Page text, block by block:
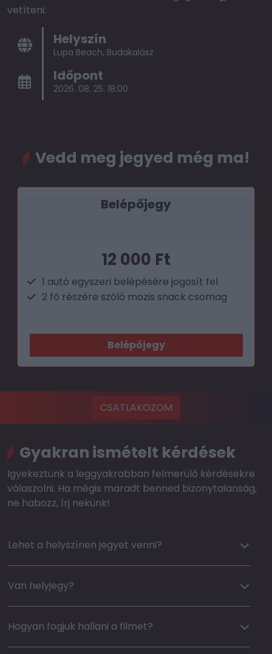
vetíteni.
Helyszín
Lupa Beach, Budakalász
Időpont
2026. 08. 25. 18:00
Vedd meg jegyed még ma!
Belépőjegy
12 000 Ft
1 autó egyszeri belépésére jogosít fel
2 fő részére szóló mozis snack csomag
Belépőjegy
CSATLAKOZOM
Gyakran ismételt kérdések
Igyekeztünk a leggyakrabban felmerülő kérdésekre
válaszolni. Ha mégis maradt benned bizonytalanság,
ne habozz, írj nekünk!
Lehet a helyszínen jegyet venni?
Van helyjegy?
Hogyan fogjuk hallani a filmet?